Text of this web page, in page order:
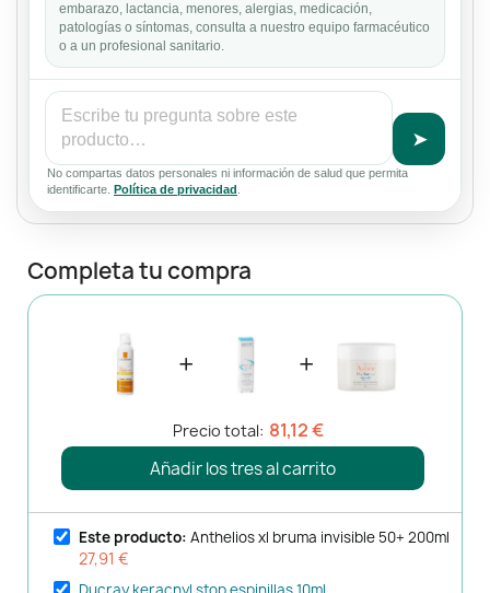
embarazo, lactancia, menores, alergias, medicación,
patologías o síntomas, consulta a nuestro equipo farmacéutico
o a un profesional sanitario.
➤
No compartas datos personales ni información de salud que permita
identificarte.
Política de privacidad
Completa tu compra
+ +
Precio total: 81,12 €
Añadir los tres al carrito
Este producto: Anthelios xl bruma invisible 50+ 200ml
27,91 €